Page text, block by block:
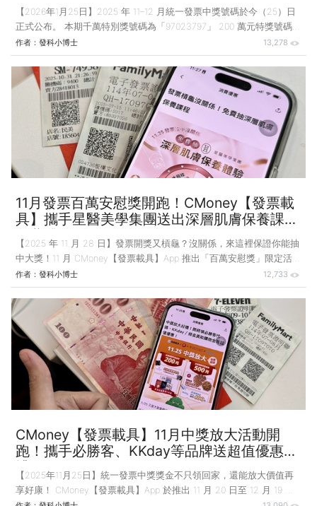
【2026年1月25日】2025 年 11–12 月統一發票中獎號碼於今（25）日
正式公布。 本期千萬特別獎號碼為「97023797」 200 萬元特獎號碼為
「00507588」 三組 20 萬元頭獎分別為「92377231」、
「05232592」、「78125249」。 民眾可自2026年2月6日至2026年5
月6日止兌領獎金。 除了財政部例行開獎外，CMoney【發票載具】
App 也同步推出「人人有獎」加碼活動。 即使發票未中獎，用戶仍可
參與抽獎，享受「不中也能翻身」的驚喜體驗。 📢11-12月統一發票中
獎號碼出爐！ 中獎號碼如下，邊聽花木蘭
作者： 發科小博士 13,278
11月發票百萬安慰獎開跑！CMoney【發票載
具】攜手星醫美學集團送出深層肌膚保養課程
免費體驗
【2025 年 11 月 28 日】發票開獎又槓龜？沒關係，來這裡保證你能抽
中大獎！11 月 CMoney【發票載具】App 推出「百萬安慰獎」限定活
動，只要你 114 年 9–10 月統一發票「未中獎」，即可在 11 月 20 日至
12 月 19 日間進入活動頁面參加抽獎，100% 中獎率讓每位用戶都有機
會翻轉運勢帶走好禮！ 發票槓龜還能轉運，再抽變美的驚喜 本月【發
票載具】App 安慰獎強勢攜手「星醫美學集團」旗下美容服務品牌-星
醫美學院及星和愛漂亮美顏館，抽出四大高人氣「深層肌膚保養課程」
免費體驗，保證人人中獎，將沒中獎的失落感轉換成變
作者： 發科小博士 12,733
CMoney【發票載具】11月中獎放大活動開
跑！攜手必勝客、KKday等品牌送超值優惠好
禮
【2025年11月25日】統一發票中獎獎金不只領回家，還能放大價值再
享好康！ CMoney【發票載具】App 於推出 11 月 20 日至 12 月 19 日